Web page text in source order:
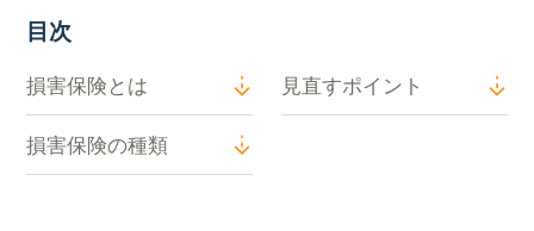
目次
損害保険とは 見直すポイント
損害保険の種類